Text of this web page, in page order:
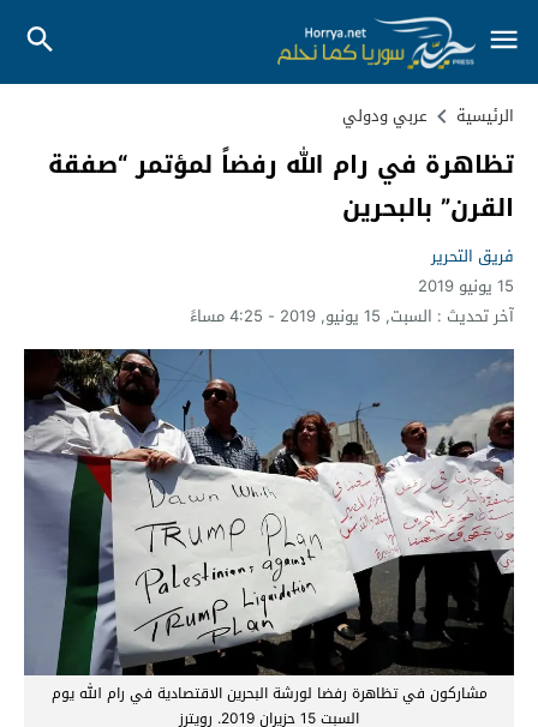
الرئيسية عربي ودولي
تظاهرة في رام الله رفضاً لمؤتمر “صفقة
القرن” بالبحرين
فريق التحرير
15 يونيو 2019
آخر تحديث : السبت, 15 يونيو, 2019 - 4:25 مساءً
مشاركون في تظاهرة رفضا لورشة البحرين الاقتصادية في رام الله يوم
السبت 15 حزيران 2019. رويترز